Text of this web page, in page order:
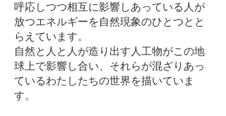
呼応しつつ相互に影響しあっている人が
放つエネルギーを自然現象のひとつとと
らえています。
自然と人と人が造り出す人工物がこの地
球上で影響し合い、それらが混ざりあっ
ているわたしたちの世界を描いていま
す。